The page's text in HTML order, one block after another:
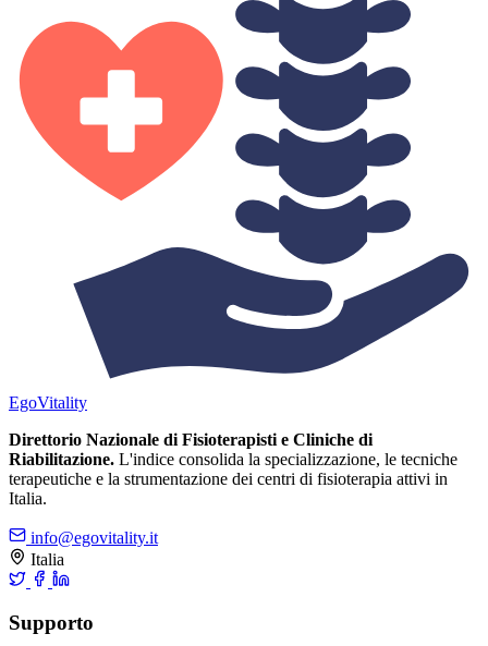
EgoVitality
Direttorio Nazionale di Fisioterapisti e Cliniche di
Riabilitazione. L'indice consolida la specializzazione, le tecniche
terapeutiche e la strumentazione dei centri di fisioterapia attivi in
Italia.
info@egovitality.it
Italia
Supporto